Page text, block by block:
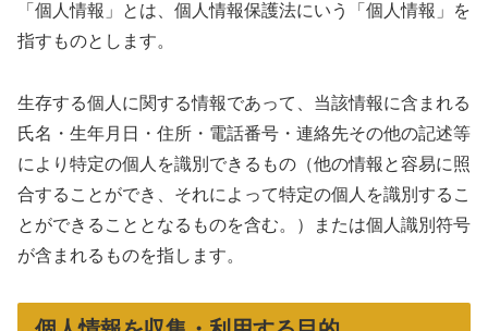
「個人情報」とは、個人情報保護法にいう「個人情報」を
指すものとします。
生存する個人に関する情報であって、当該情報に含まれる
氏名・生年月日・住所・電話番号・連絡先その他の記述等
により特定の個人を識別できるもの（他の情報と容易に照
合することができ、それによって特定の個人を識別するこ
とができることとなるものを含む。）または個人識別符号
が含まれるものを指します。